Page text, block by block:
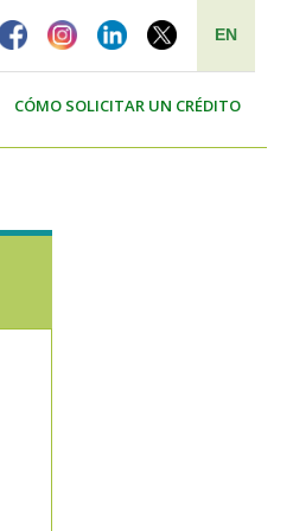
EN
CÓMO SOLICITAR UN CRÉDITO